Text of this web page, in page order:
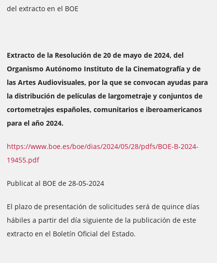
del extracto en el BOE
Extracto de la Resolución de 20 de mayo de 2024, del
Organismo Autónomo Instituto de la Cinematografía y de
las Artes Audiovisuales, por la que se convocan ayudas para
la distribución de películas de largometraje y conjuntos de
cortometrajes españoles, comunitarios e iberoamericanos
para el año 2024.
https://www.boe.es/boe/dias/2024/05/28/pdfs/BOE-B-2024-
19455.pdf
Publicat al BOE de 28-05-2024
El plazo de presentación de solicitudes será de quince días
hábiles a partir del día siguiente de la publicación de este
extracto en el Boletín Oficial del Estado.